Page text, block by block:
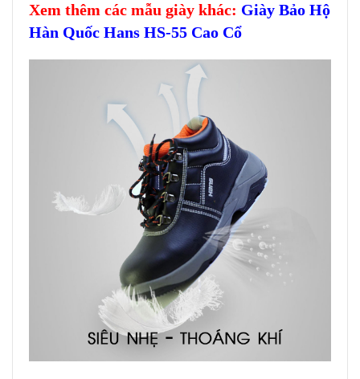
Xem thêm các mẫu giày khác: Giày Bảo Hộ
Hàn Quốc Hans HS-55 Cao Cổ